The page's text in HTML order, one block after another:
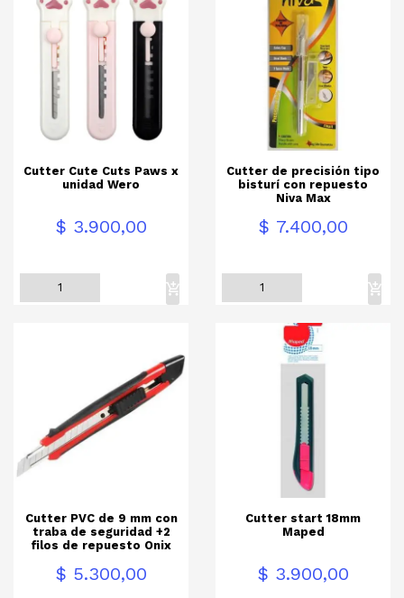
Cutter Cute Cuts Paws x
unidad Wero
Precio$ 3.900,00
Cutter de precisión tipo
bisturí con repuesto
Niva Max
Precio$ 7.400,00
Cutter PVC de 9 mm con
traba de seguridad +2
filos de repuesto Onix
Precio$ 5.300,00
Cutter start 18mm
Maped
Precio$ 3.900,00